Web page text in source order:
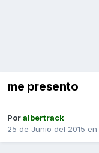
me presento
Poralbertrack
25 de Junio del 2015 en